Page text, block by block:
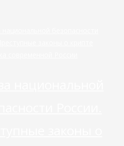
России.
законы о